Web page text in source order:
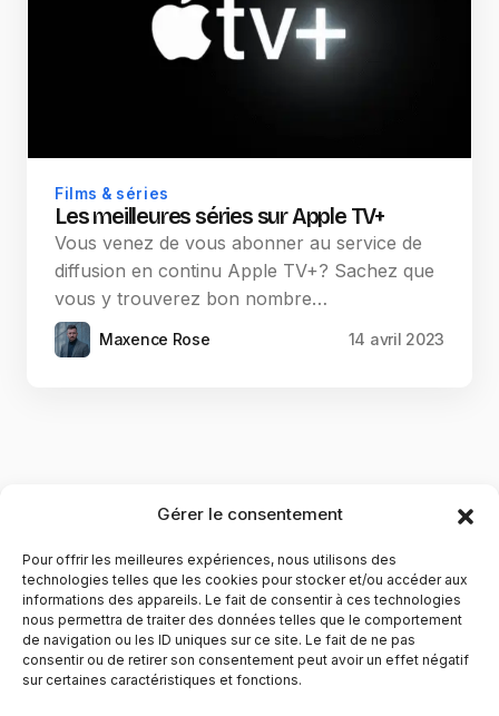
Gérer le consentement
Pour offrir les meilleures expériences, nous utilisons des
technologies telles que les cookies pour stocker et/ou accéder aux
informations des appareils. Le fait de consentir à ces technologies
nous permettra de traiter des données telles que le comportement
de navigation ou les ID uniques sur ce site. Le fait de ne pas
consentir ou de retirer son consentement peut avoir un effet négatif
sur certaines caractéristiques et fonctions.
Films & séries
Les meilleures séries sur Apple TV+
Vous venez de vous abonner au service de
diffusion en continu Apple TV+? Sachez que
vous y trouverez bon nombre…
Maxence Rose 14 avril 2023
YubiGeek est un média français dédié aux nouvelles
technologies, à la culture geek et au numérique. Fondé par